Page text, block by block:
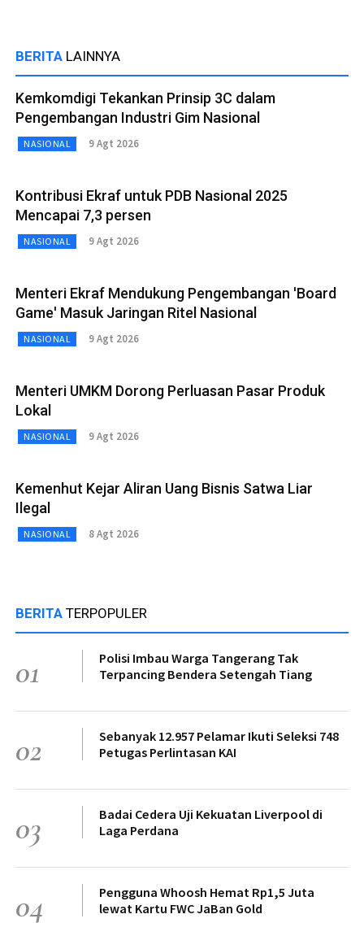
BERITA LAINNYA
Kemkomdigi Tekankan Prinsip 3C dalam
Pengembangan Industri Gim Nasional
NASIONAL 9 Agt 2026
Kontribusi Ekraf untuk PDB Nasional 2025
Mencapai 7,3 persen
NASIONAL 9 Agt 2026
Menteri Ekraf Mendukung Pengembangan 'Board
Game' Masuk Jaringan Ritel Nasional
NASIONAL 9 Agt 2026
Menteri UMKM Dorong Perluasan Pasar Produk
Lokal
NASIONAL 9 Agt 2026
Kemenhut Kejar Aliran Uang Bisnis Satwa Liar
Ilegal
NASIONAL 8 Agt 2026
BERITA TERPOPULER
01
Polisi Imbau Warga Tangerang Tak
Terpancing Bendera Setengah Tiang
02
Sebanyak 12.957 Pelamar Ikuti Seleksi 748
Petugas Perlintasan KAI
03
Badai Cedera Uji Kekuatan Liverpool di
Laga Perdana
04
Pengguna Whoosh Hemat Rp1,5 Juta
lewat Kartu FWC JaBan Gold